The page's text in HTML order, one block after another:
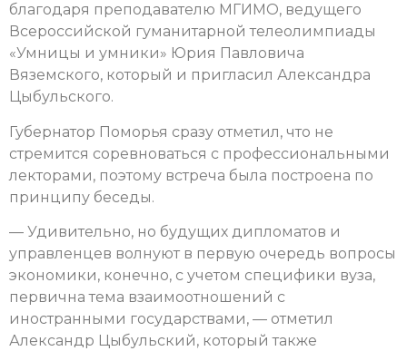
благодаря преподавателю МГИМО, ведущего
Всероссийской гуманитарной телеолимпиады
«Умницы и умники» Юрия Павловича
Вяземского, который и пригласил Александра
Цыбульского.
Губернатор Поморья сразу отметил, что не
стремится соревноваться с профессиональными
лекторами, поэтому встреча была построена по
принципу беседы.
— Удивительно, но будущих дипломатов и
управленцев волнуют в первую очередь вопросы
экономики, конечно, с учетом специфики вуза,
первична тема взаимоотношений с
иностранными государствами, — отметил
Александр Цыбульский, который также